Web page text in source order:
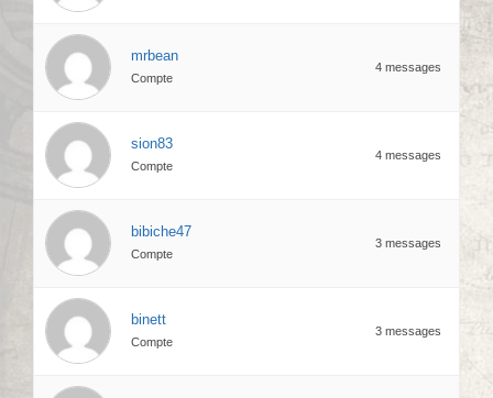
mrbean
Compte
4 messages
sion83
Compte
4 messages
bibiche47
Compte
3 messages
binett
Compte
3 messages